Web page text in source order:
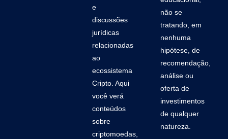
e
discussões
jurídicas
relacionadas
ao
ecossistema
Cripto. Aqui
você verá
conteúdos
sobre
criptomoedas,
não se
tratando, em
nenhuma
hipótese, de
recomendação,
análise ou
oferta de
investimentos
de qualquer
natureza.